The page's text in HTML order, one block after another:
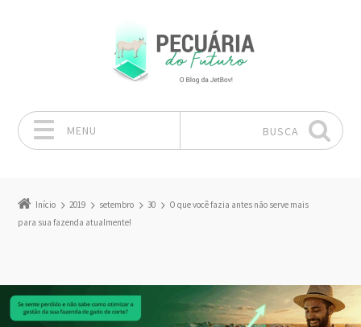
MENU BUSCA
Início 2019 setembro 30
O que você fazia antes não serve mais
para sua fazenda atualmente!